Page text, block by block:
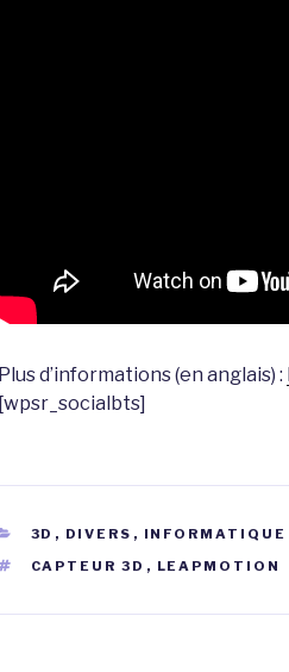
Plus d’informations (en anglais) :
[wpsr_socialbts]
CATÉGORIES
3D , DIVERS , INFORMATIQUE
ÉTIQUETTES
CAPTEUR 3D , LEAPMOTION